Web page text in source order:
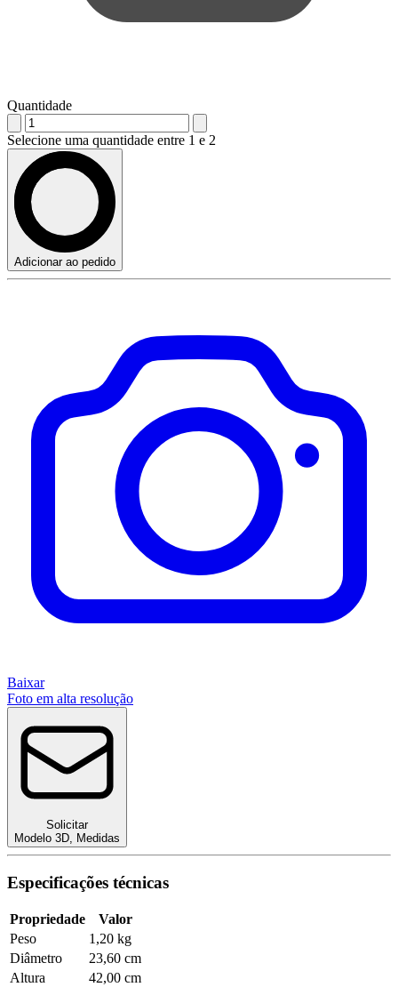
Quantidade
Selecione uma quantidade entre 1 e 2
Adicionar ao pedido
Baixar
Foto em alta resolução
Solicitar
Modelo 3D
Medidas
Especificações técnicas
Propriedade
Valor
Peso
1,20 kg
Diâmetro
23,60 cm
Altura
42,00 cm